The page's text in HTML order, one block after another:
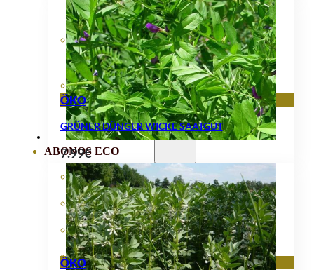
ABONOS ECO
VER TODOS
ABONOS LÍQUIDOS
ABONOS SOLIDOS
BIOESTIMULANTES
ÖKO
GRÜNER DÜNGER WICKE SAATGUT
7.99€
ÖKO